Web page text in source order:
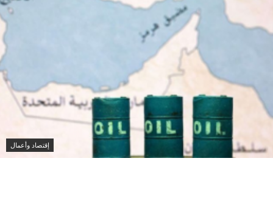
إقتصاد وأعمال